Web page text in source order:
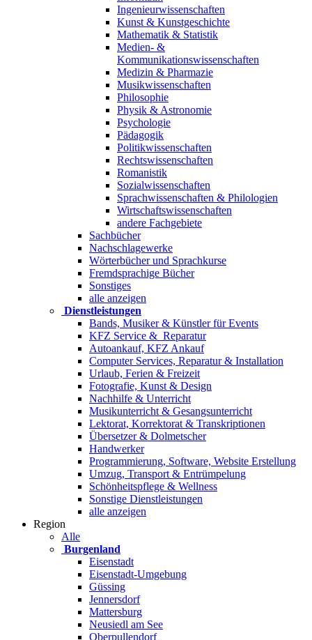
Ingenieurwissenschaften
Kunst & Kunstgeschichte
Mathematik & Statistik
Medien- &
Kommunikationswissenschaften
Medizin & Pharmazie
Musikwissenschaften
Philosophie
Physik & Astronomie
Psychologie
Pädagogik
Politikwissenschaften
Rechtswissenschaften
Romanistik
Sozialwissenschaften
Sprachwissenschaften & Philologien
Wirtschaftswissenschaften
andere Fachgebiete
Sachbücher
Nachschlagewerke
Wörterbücher und Sprachkurse
Fremdsprachige Bücher
Sonstiges
alle anzeigen
Dienstleistungen
Bands, Musiker & Künstler für Events
KFZ Service & Reparatur
Autoankauf, KFZ Ankauf
Computer Services, Reparatur & Installation
Urlaub, Ferien & Freizeit
Fotografie, Kunst & Design
Nachhilfe & Unterricht
Musikunterricht & Gesangsunterricht
Lektorat, Korrektorat & Transkriptionen
Übersetzer & Dolmetscher
Handwerker
Programmierung, Software, Website Erstellung
Umzug, Transport & Entrümpelung
Schönheitspflege & Wellness
Sonstige Dienstleistungen
alle anzeigen
Region
Alle
Burgenland
Eisenstadt
Eisenstadt-Umgebung
Güssing
Jennersdorf
Mattersburg
Neusiedl am See
Oberpullendorf